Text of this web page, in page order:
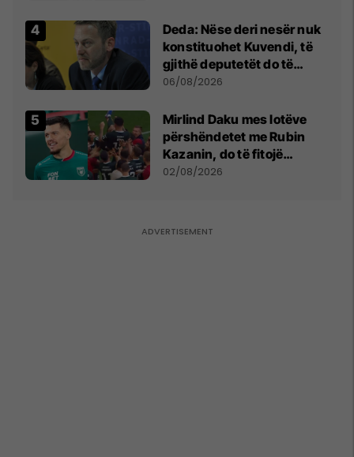
Deda: Nëse deri nesër nuk
konstituohet Kuvendi, të
gjithë deputetët do të
bëjnë shkelje të rëndë
06/08/2026
Mirlind Daku mes lotëve
përshëndetet me Rubin
Kazanin, do të fitojë
miliona te Spartak Moska
02/08/2026